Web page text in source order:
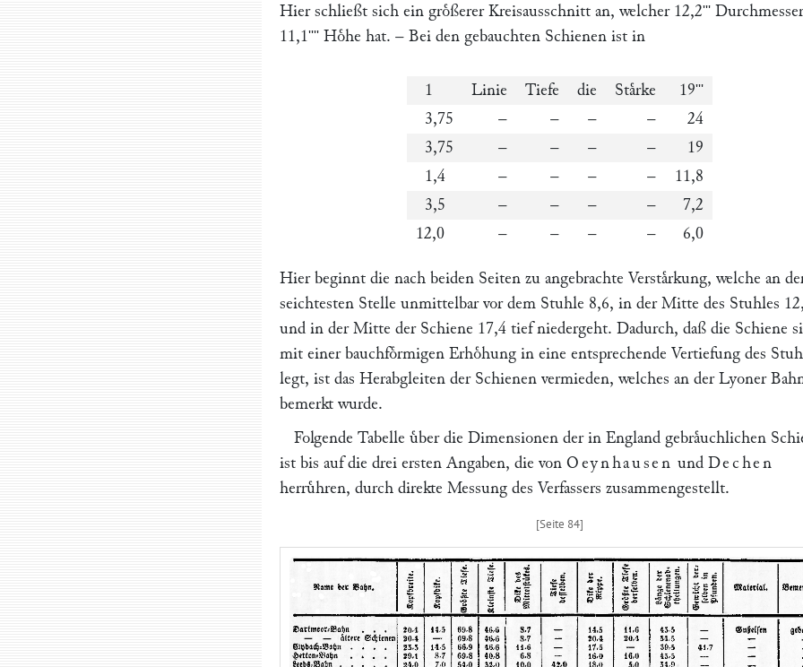
Hier schließt sich ein groͤßerer Kreisausschnitt an, welcher 12,2'''
11,1'''' Hoͤhe hat. – Bei den gebauchten Schienen ist in
1 Linie Tiefe die Staͤrke 19'''
3,75 – – – –
24
3,75
– – – –
19
1,4
– – – –
11,8
3,5
– – – –
7,2
12,0
– – – – 6,0
Hier beginnt die nach beiden Seiten zu angebrachte Verstaͤrkung, welche an
seichtesten Stelle unmittelbar vor dem Stuhle 8,6, in der Mitte des Stuhles
und in der Mitte der Schiene 17,4 tief niedergeht. Dadurch, daß die Schiene
mit einer bauchfoͤrmigen Erhoͤhung in eine entsprechende Vertiefung des
legt, ist das Herabgleiten der Schienen vermieden, welches an der Lyoner
bemerkt wurde.
Folgende Tabelle uͤber die Dimensionen der in England gebraͤuchlichen
ist bis auf die drei ersten Angaben, die von Oeynhausen und Dechen
herruͤhren, durch direkte Messung des Verfassers zusammengestellt.